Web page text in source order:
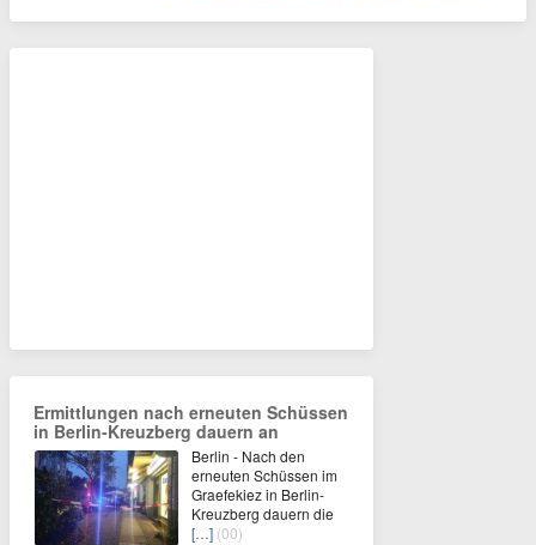
Ermittlungen nach erneuten Schüssen
in Berlin-Kreuzberg dauern an
Berlin - Nach den
erneuten Schüssen im
Graefekiez in Berlin-
Kreuzberg dauern die
[…] (00)